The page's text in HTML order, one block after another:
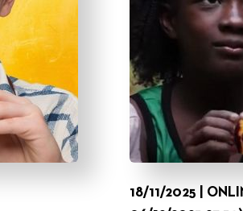
18/11/2025 |